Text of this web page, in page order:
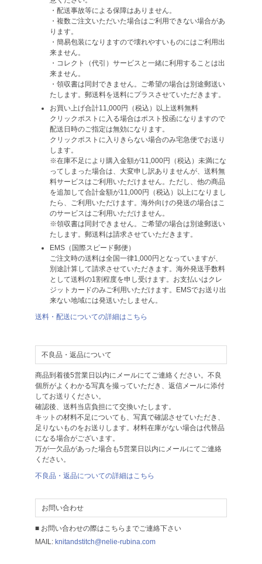
・配送事故等による保障はありません。
・複数ご注文いただいた場合はご利用できない場合があ
ります。
・簡易包装になりますので壊れやすいものにはご利用出
来ません。
・コレクト（代引）サービスと一緒に利用することは出
来ません。
・領収書は同封できません。ご希望の場合は別途郵送い
たします。郵送料を送料にプラスさせていただきます。
お買い上げ合計11,000円（税込）以上送料無料
クリックポストに入る場合はポスト投函になりますので
配送日時のご指定は無効になります。
クリックポストに入りきらない場合のみ宅急便でお送り
します。
※在庫不足により購入金額が11,000円（税込）未満にな
ってしまった場合は、大変申し訳ありませんが、送料無
料サービスはご利用いただけません。ただし、他の商品
を追加して合計金額が11,000円（税込）以上になりまし
たら、ご利用いただけます。海外向けの発送の場合はこ
のサービスはご利用いただけません。
※領収書は同封できません。ご希望の場合は別途郵送い
たします。郵送料は請求させていただきます。
EMS（国際スピード郵便）
ご注文時の送料は全国一律1,000円となっていますが、
別途計算して請求させていただきます。海外発送手数料
として送料の1割程度を申し受けます。お支払いはクレ
ジットカードのみご利用いただけます。EMSでお送り出
来ない地域には発送いたしません。
送料・配送についての詳細はこちら
不良品・返品について
商品到着後5営業日以内にメールにてご連絡ください。不良
個所がよくわかる写真を撮っていただき、返信メールに添付
してお送りください。
確認後、送料当店負担にて交換いたします。
キットの材料不足についても、写真で確認させていただき、
足りないものをお送りします。材料在庫がない場合は代替品
になる場合がございます。
万が一欠品があった場合も5営業日以内にメールにてご連絡
ください。
不良品・返品についての詳細はこちら
お問い合わせ
■ お問い合わせの際はこちらまでご連絡下さい
MAIL: knitandstitch@nelie-rubina.com